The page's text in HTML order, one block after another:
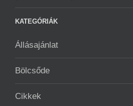
KATEGÓRIÁK
Állásajánlat
Bölcsőde
Cikkek